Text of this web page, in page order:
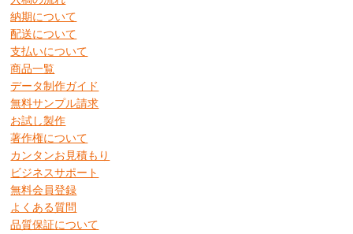
納期について
配送について
支払いについて
商品一覧
データ制作ガイド
無料サンプル請求
お試し製作
著作権について
カンタンお見積もり
ビジネスサポート
無料会員登録
よくある質問
品質保証について